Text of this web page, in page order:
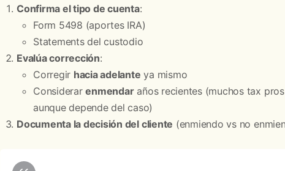
Confirma el tipo de cuenta:
Form 5498 (aportes IRA)
Statements del custodio
Evalúa corrección:
Corregir hacia adelante ya mismo
Considerarenmendaraños recientes (muchos tax
aunque depende del caso)
Documenta la decisión del cliente (enmiendo vs no